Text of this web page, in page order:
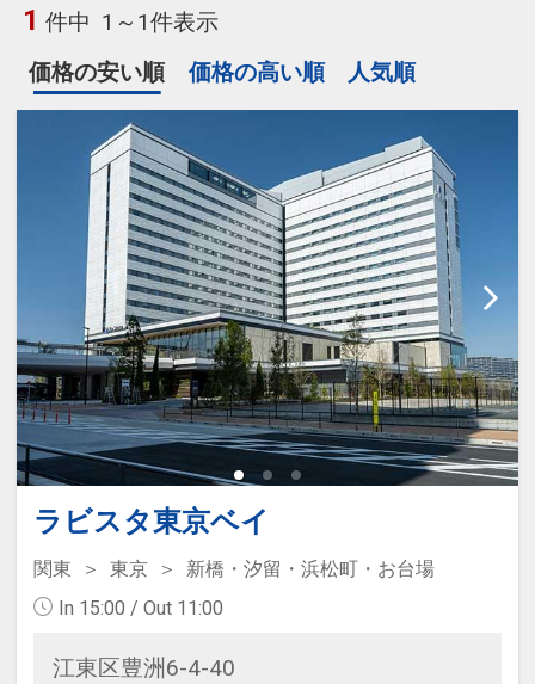
1 件中 1～1件表示
価格の安い順
価格の高い順 人気順
ラビスタ東京ベイ
関東 東京
新橋・汐留・浜松町・お台場
In 15:00 / Out 11:00
江東区豊洲6-4-40